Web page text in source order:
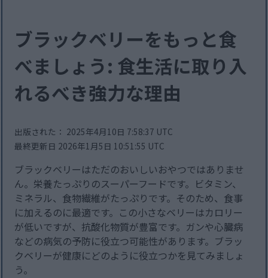
ブラックベリーをもっと食
べましょう: 食生活に取り入
れるべき強力な理由
出版された： 2025年4月10日 7:58:37 UTC
最終更新日 2026年1月5日 10:51:55 UTC
ブラックベリーはただのおいしいおやつではありませ
ん。栄養たっぷりのスーパーフードです。ビタミン、
ミネラル、食物繊維がたっぷりです。そのため、食事
に加えるのに最適です。この小さなベリーはカロリー
が低いですが、抗酸化物質が豊富です。ガンや心臓病
などの病気の予防に役立つ可能性があります。ブラッ
クベリーが健康にどのように役立つかを見てみましょ
う。